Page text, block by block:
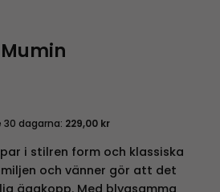
dagarna: 229,00 kr
i stilren form och klassiska
och vänner gör att det
äggkopp. Med blygsamma